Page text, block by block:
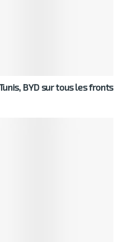
BYD sur tous les fronts